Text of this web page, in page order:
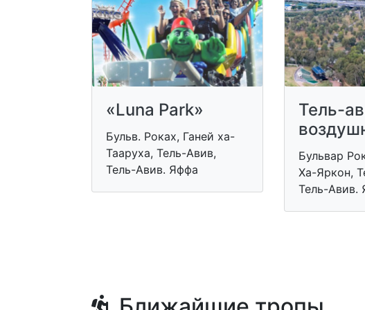
«Luna Park»
Бульв. Роках, Ганей ха-
Тааруха, Тель-Авив,
Тель-Авив. Яффа
Тель-
Бульвар
Ха-Яркон,
Тель-Авив.